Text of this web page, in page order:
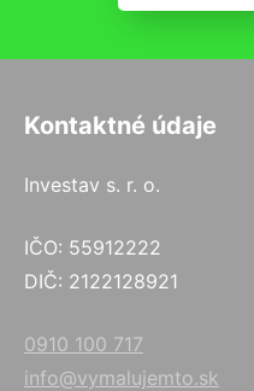
Kontaktné údaje
Investav s. r. o.
IČO: 55912222
DIČ: 2122128921
0910 100 717
info@vymalujemto.sk